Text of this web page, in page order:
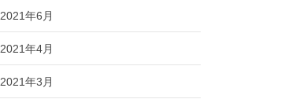
2021年6月
2021年4月
2021年3月